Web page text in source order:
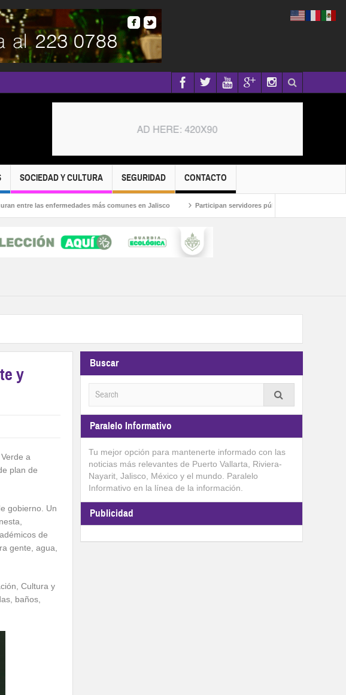
SOCIEDAD Y CULTURA SEGURIDAD CONTACTO
enfermedades más comunes en Jalisco Participan servidores públicos en la Caravana
y
a
plan de
gobierno. Un
de
gente, agua,
Cultura y
baños,
Buscar
Paralelo Informativo
Tu mejor opción para mantenerte informado con las
noticias más relevantes de Puerto Vallarta, Riviera-
Nayarit, Jalisco, México y el mundo. Paralelo
Informativo en la línea de la información.
Publicidad